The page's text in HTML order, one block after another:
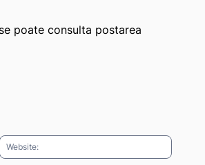
poate consulta postarea
Website: